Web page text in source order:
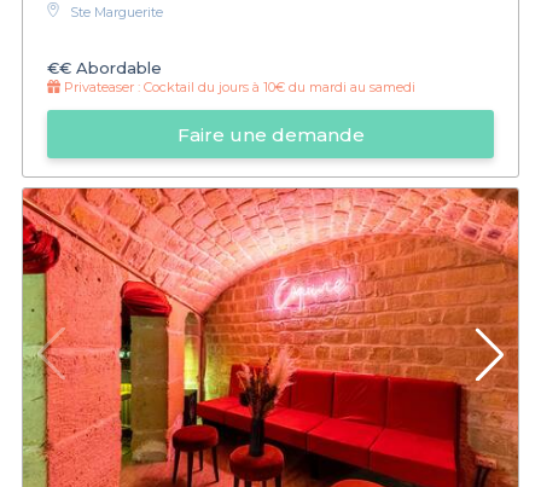
Ste Marguerite
€€ Abordable
Privateaser : Cocktail du jours à 10€ du mardi au samedi
Faire une demande